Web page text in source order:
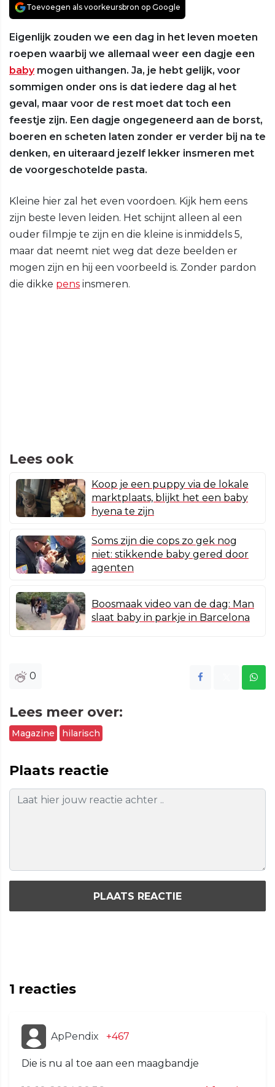
Toevoegen als voorkeursbron op Google
Eigenlijk zouden we een dag in het leven moeten
roepen waarbij we allemaal weer een dagje een
babymogen uithangen. Ja, je hebt gelijk, voor
sommigen onder ons is dat iedere dag al het
geval, maar voor de rest moet dat toch een
feestje zijn. Een dagje ongegeneerd aan de borst,
boeren en scheten laten zonder er verder bij na te
denken, en uiteraard jezelf lekker insmeren met
de voorgeschotelde pasta.
Kleine hier zal het even voordoen. Kijk hem eens
zijn beste leven leiden. Het schijnt alleen al een
ouder filmpje te zijn en die kleine is inmiddels 5,
maar dat neemt niet weg dat deze beelden er
mogen zijn en hij een voorbeeld is. Zonder pardon
die dikke pens insmeren.
Lees ook
Koop je een puppy via de lokale
marktplaats, blijkt het een baby
hyena te zijn
Soms zijn die cops zo gek nog
niet: stikkende baby gered door
agenten
Boosmaak video van de dag: Man
slaat baby in parkje in Barcelona
0
Lees meer over:
Magazine hilarisch
Plaats reactie
PLAATS REACTIE
1 reacties
ApPendix +467
Die is nu al toe aan een maagbandje